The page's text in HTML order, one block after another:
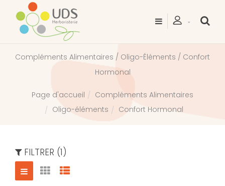
Compléments Alimentaires / Oligo-Éléments / Confort
Hormonal
Page d'accueil
Compléments Alimentaires
Oligo-éléments
Confort Hormonal
FILTRER (1)